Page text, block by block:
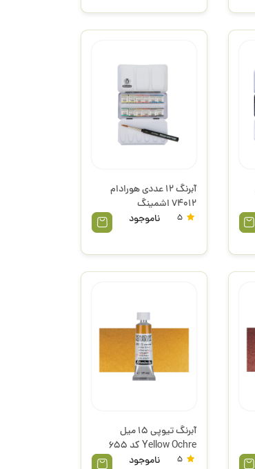
آبرنگ 12 عددی هورادام
74012 اشمینگ
5 ناموجود
آبرنگ تیوپی 15 میل
Yellow Ochre کد 655
هورادام سری 1 اشمینگ
5 ناموجود